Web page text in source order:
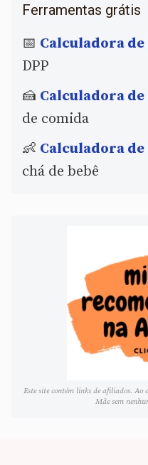
Ferramentas grátis
📅 Calculadora
DPP
🍰 Calculadora
de comida
👶 Calculadora
chá de bebê
Este site contém links de afiliados. Ao
Mãe sem